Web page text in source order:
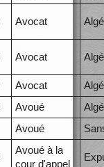
Avocat
Avocat
Avocat
Avoué
Avoué
Avoué à la
cour d'appel